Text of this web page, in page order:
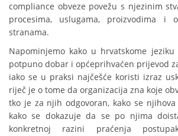
compliance obveze povežu s njezinim
procesima, uslugama, proizvodima i
stranama.
Napominjemo kako u hrvatskome
potpuno dobar i općeprihvaćen prijevod
iako se u praksi najčešće koristi izraz
riječ je o tome da organizacija zna koje
tko je za njih odgovoran, kako se
kako se dokazuje da se po njima
konkretnoj razini praćenja